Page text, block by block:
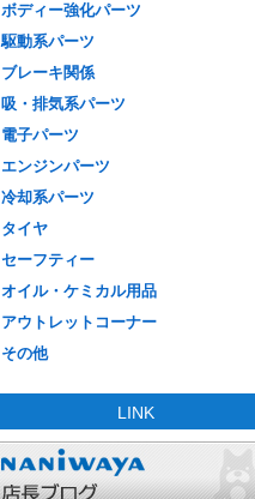
ボディー強化パーツ
駆動系パーツ
ブレーキ関係
吸・排気系パーツ
電子パーツ
エンジンパーツ
冷却系パーツ
タイヤ
セーフティー
オイル・ケミカル用品
アウトレットコーナー
その他
LINK